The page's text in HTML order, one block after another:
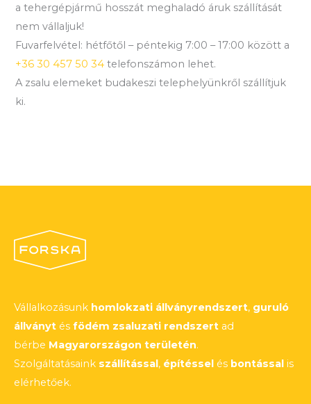
a tehergépjármű hosszát meghaladó áruk szállítását
nem vállaljuk!
Fuvarfelvétel: hétfőtől – péntekig 7:00 – 17:00 között a
+36 30 457 50 34 telefonszámon lehet.
A zsalu elemeket budakeszi telephelyünkről szállítjuk
ki.
Vállalkozásunk homlokzati állványrendszert, guruló
állványt és födém zsaluzati rendszert ad
bérbe Magyarországon területén.
Szolgáltatásaink szállítással, építéssel és bontással is
elérhetőek.